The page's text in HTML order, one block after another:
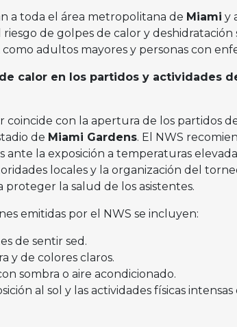
a toda el área metropolitana de Miami y
riesgo de golpes de calor y deshidratación
adultos mayores y personas con
calor en los partidos y actividades
coincide con la apertura de los partidos
de Miami Gardens. El NWS
ante la exposición a temperaturas
locales y la organización del
proteger la salud de los asistentes.
emitidas por el NWS se incluyen:
de sentir sed.
y de colores claros.
sombra o aire acondicionado.
al sol y las actividades físicas